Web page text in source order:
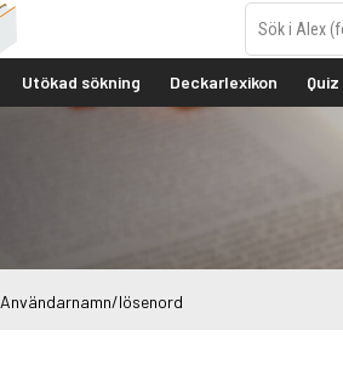
Utökad sökning Deckarlexikon Quiz
Användarnamn/lösenord